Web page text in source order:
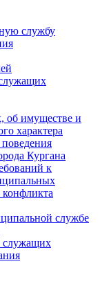
службу
об имуществе и
характера
Кургана
к
службе
служащих